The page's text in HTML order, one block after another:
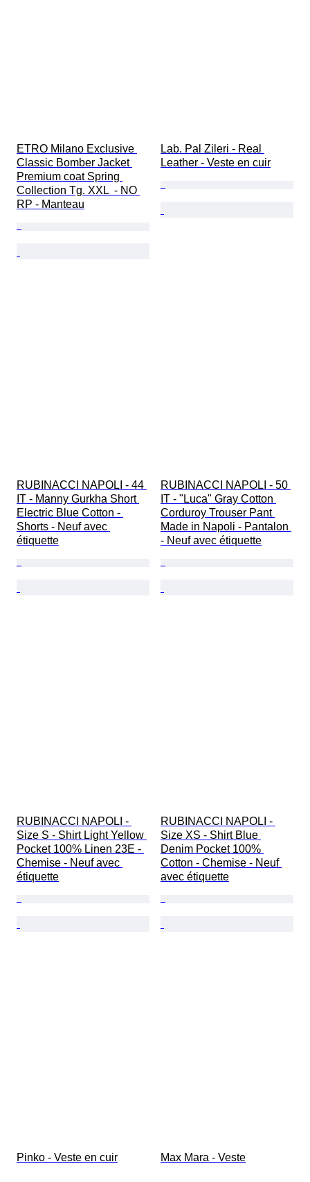
ETRO Milano Exclusive
Classic Bomber Jacket
Premium coat Spring
Collection Tg. XXL  - NO
RP - Manteau
Lab. Pal Zileri - Real
Leather - Veste en cuir
RUBINACCI NAPOLI - 44
IT - Manny Gurkha Short
Electric Blue Cotton -
Shorts - Neuf avec
étiquette
RUBINACCI NAPOLI - 50
IT - "Luca" Gray Cotton
Corduroy Trouser Pant
Made in Napoli - Pantalon
- Neuf avec étiquette
RUBINACCI NAPOLI -
Size S - Shirt Light Yellow
Pocket 100% Linen 23E -
Chemise - Neuf avec
étiquette
RUBINACCI NAPOLI -
Size XS - Shirt Blue
Denim Pocket 100%
Cotton - Chemise - Neuf
avec étiquette
Pinko - Veste en cuir Max Mara - Veste